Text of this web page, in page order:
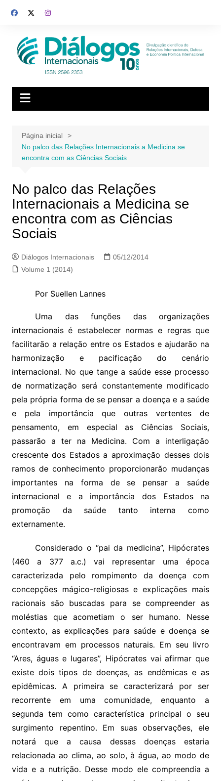
para
conteúdo
Página inicial
No palco das Relações Internacionais a Medicina se
encontra com as Ciências Sociais
No palco das Relações
Internacionais a Medicina se
encontra com as Ciências
Sociais
Diálogos Internacionais
05/12/2014
Volume 1 (2014)
Por Suellen Lannes
Uma das funções das organizações
internacionais é estabelecer normas e regras que
facilitarão a relação entre os Estados e ajudarão na
harmonização e pacificação do cenário
internacional. No que tange a saúde esse processo
de normatização será constantemente modificado
pela própria forma de se pensar a doença e a saúde
e pela importância que outras vertentes de
pensamento, em especial as Ciências Sociais,
passarão a ter na Medicina. Com a interligação
crescente dos Estados a aproximação desses dois
ramos de conhecimento proporcionarão mudanças
importantes na forma de se pensar a saúde
internacional e a importância dos Estados na
promoção da saúde tanto interna como
externamente.
Considerado o “pai da medicina”, Hipócrates
(460 a 377 a.c.) vai representar uma época
caracterizada pelo rompimento da doença com
concepções mágico-religiosas e explicações mais
racionais são buscadas para se compreender as
moléstias que acometiam o ser humano. Nesse
contexto, as explicações para saúde e doença se
encontravam em processos naturais. Em seu livro
“Ares, águas e lugares”, Hipócrates vai afirmar que
existe dois tipos de doenças, as endêmicas e as
epidêmicas. A primeira se caracterizará por ser
recorrente em uma comunidade, enquanto a
segunda tem como característica principal o seu
surgimento repentino. Em suas observações, ele
notará que a causa dessas doenças estaria
relacionada ao clima, ao solo, à água, ao modo de
vida e a nutrição. Desse modo ele compreendia a